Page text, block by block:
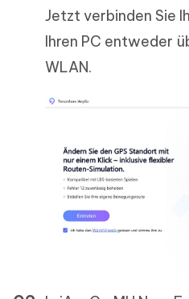
Jetzt verbinden Sie
Ihren PC entweder
WLAN.